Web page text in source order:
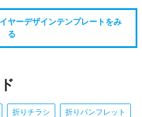
ヤーデザインテンプレートをみ
る
折りチラシ 折りパンフレット